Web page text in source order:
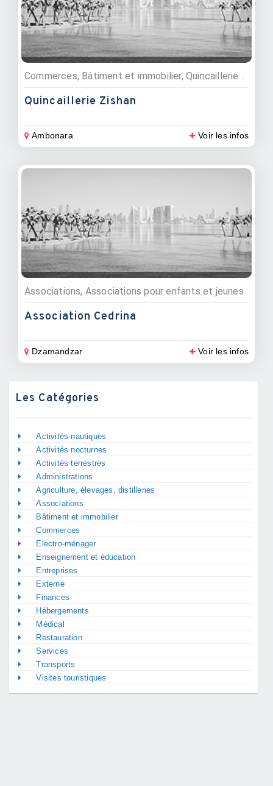
Quincaillerie Zishan
Ambonara Voir les infos
Associations, Associations pour enfants et jeunes
Association Cedrina
Dzamandzar Voir les infos
Les Catégories
Activités nautiques
Activités nocturnes
Activités terrestres
Administrations
Agriculture, élevages, distilleries
Associations
Bâtiment et immobilier
Commerces
Electro-ménager
Enseignement et éducation
Entreprises
Externe
Finances
Hébergements
Médical
Restauration
Services
Transports
Visites touristiques